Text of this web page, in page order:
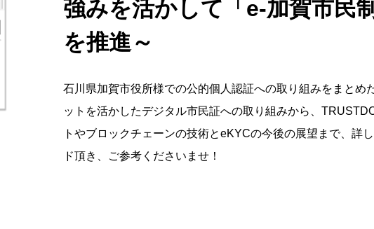
強みを活かして「e-加賀市民
を推進～
石川県加賀市役所様での公的個人認証への取り組みをまとめ
ットを活かしたデジタル市民証への取り組みから、
トやブロックチェーンの技術とeKYCの今後の展望まで、詳
ド頂き、ご参考くださいませ！